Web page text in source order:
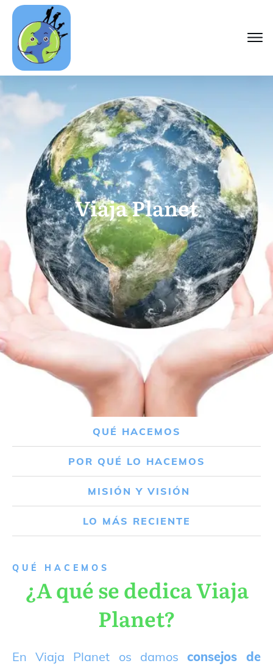
Viaja Planet
QUÉ HACEMOS
POR QUÉ LO HACEMOS
MISIÓN Y VISIÓN
LO MÁS RECIENTE
QUÉ HACEMOS
¿A qué se dedica Viaja
Planet?
En Viaja Planet os damos consejos de